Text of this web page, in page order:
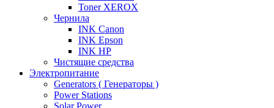
Toner XEROX
Чернила
INK Canon
INK Epson
INK HP
Чистящие средства
Электропитание
Generators ( Генераторы )
Power Stations
Solar Power